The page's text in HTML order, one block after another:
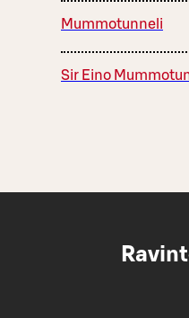
Mummotunneli
Sir Eino